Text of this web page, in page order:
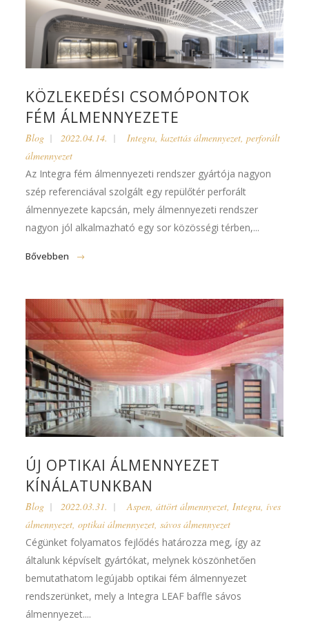
KÖZLEKEDÉSI CSOMÓPONTOK
FÉM ÁLMENNYEZETE
Blog 2022.04.14. Integra,kazettás álmennyezet,perforált
álmennyezet
Az Integra fém álmennyezeti rendszer gyártója nagyon
szép referenciával szolgált egy repülőtér perforált
álmennyezete kapcsán, mely álmennyezeti rendszer
nagyon jól alkalmazható egy sor közösségi térben,...
Bővebben
ÚJ OPTIKAI ÁLMENNYEZET
KÍNÁLATUNKBAN
Blog 2022.03.31. Aspen,áttört álmennyezet,Integra,íves
álmennyezet,optikai álmennyezet,sávos álmennyezet
Cégünket folyamatos fejlődés határozza meg, így az
általunk képvíselt gyártókat, melynek köszönhetően
bemutathatom legújabb optikai fém álmennyezet
rendszerünket, mely a Integra LEAF baffle sávos
álmennyezet....